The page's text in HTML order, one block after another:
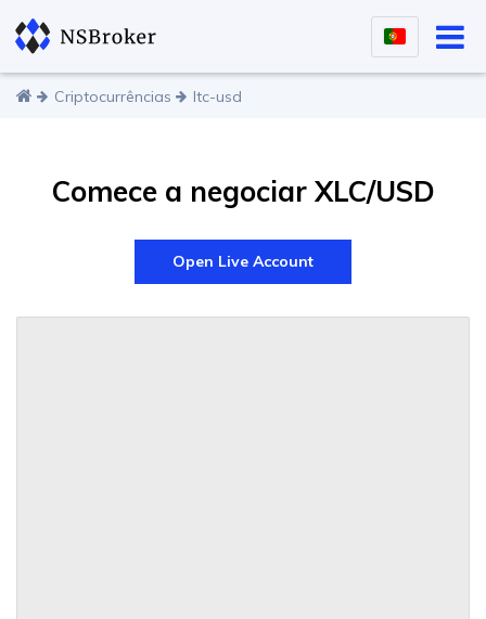
Criptocurrências ltc-usd
Comece a negociar XLC/USD
Open Live Account